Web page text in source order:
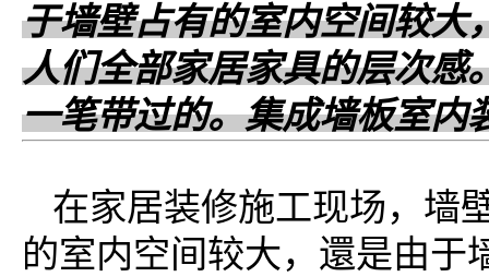
于墙壁占有的室内空间较大
人们全部家居家具的层次感
一笔带过的。集成墙板室
在家居装修施工现场，墙
的室内空间较大，還是由于